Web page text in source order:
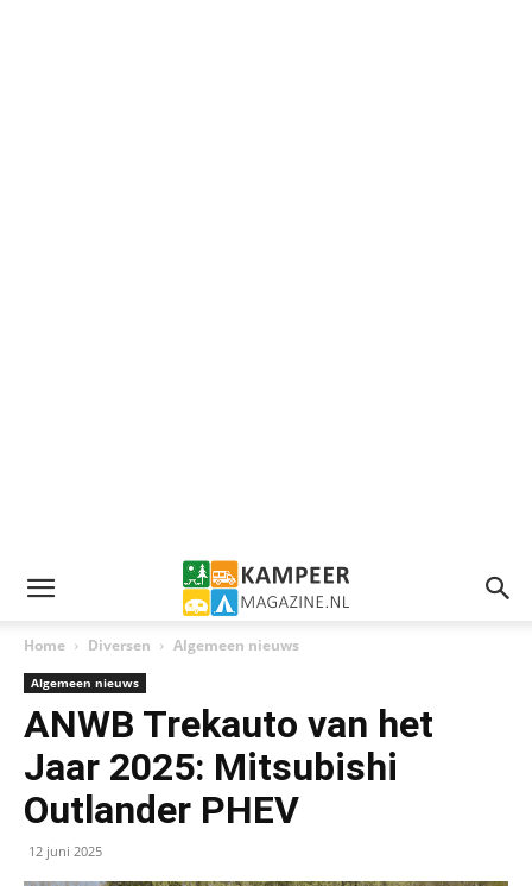
Home Diversen Algemeen nieuws
Algemeen nieuws
ANWB Trekauto van het
Jaar 2025: Mitsubishi
Outlander PHEV
12 juni 2025